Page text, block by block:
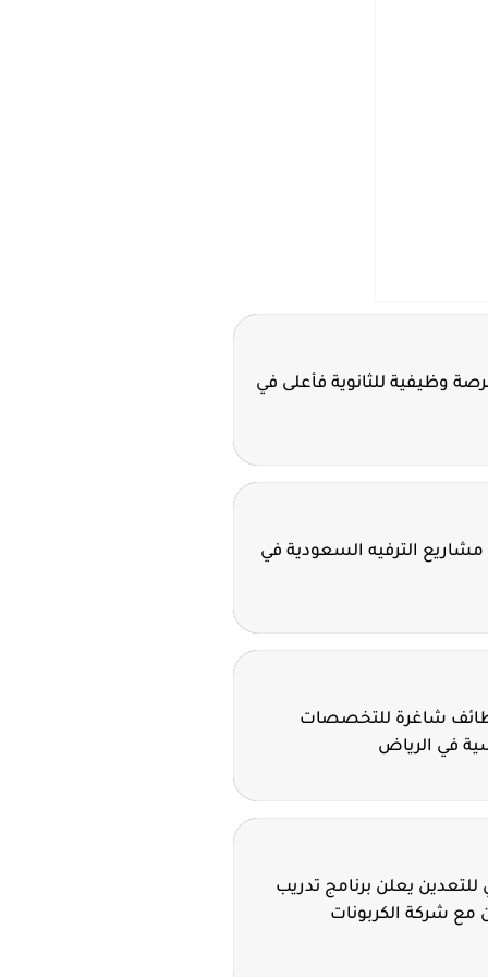
سدافكو تعلن 11 فرصة وظيفية للثانوية فأعلى في
الترفيه السعودية في
شاغرة للتخصصات
في الرياض
يعلن برنامج تدريب
مع شركة الكربونات